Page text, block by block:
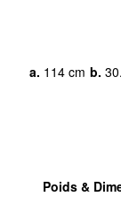
a. 114 cm b.
Poids &